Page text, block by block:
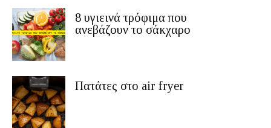
8 υγιεινά τρόφιμα που
ανεβάζουν το σάκχαρο
Πατάτες στο air fryer